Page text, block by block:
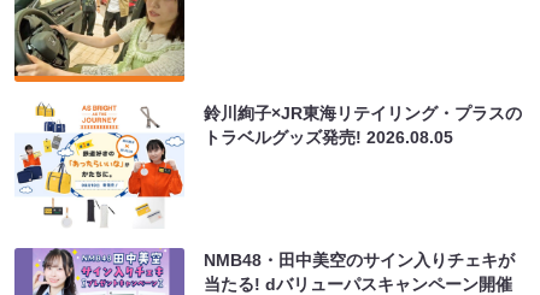
鈴川絢子×JR東海リテイリング・プラスの
トラベルグッズ発売!2026.08.05
NMB48・田中美空のサイン入りチェキが
当たる! dバリューパスキャンペーン開催